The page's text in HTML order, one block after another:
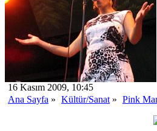
16 Kasım 2009, 10:45
Ana Sayfa » Kültür/Sanat » Pink